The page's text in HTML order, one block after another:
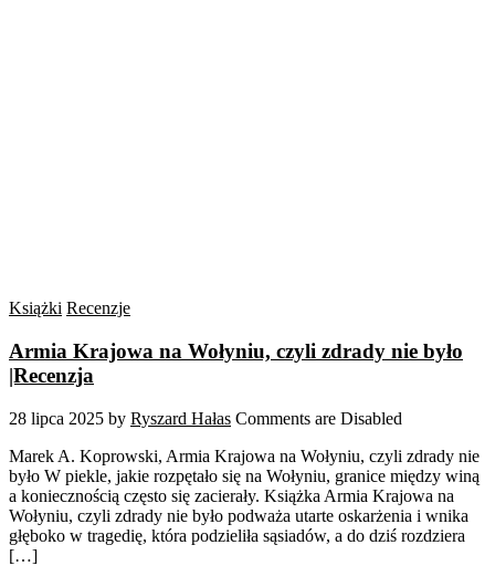
Książki Recenzje
Armia Krajowa na Wołyniu, czyli zdrady nie było
|Recenzja
28 lipca 2025 by Ryszard Hałas Comments are Disabled
Marek A. Koprowski, Armia Krajowa na Wołyniu, czyli zdrady nie
było W piekle, jakie rozpętało się na Wołyniu, granice między winą
a koniecznością często się zacierały. Książka Armia Krajowa na
Wołyniu, czyli zdrady nie było podważa utarte oskarżenia i wnika
głęboko w tragedię, która podzieliła sąsiadów, a do dziś rozdziera
[…]